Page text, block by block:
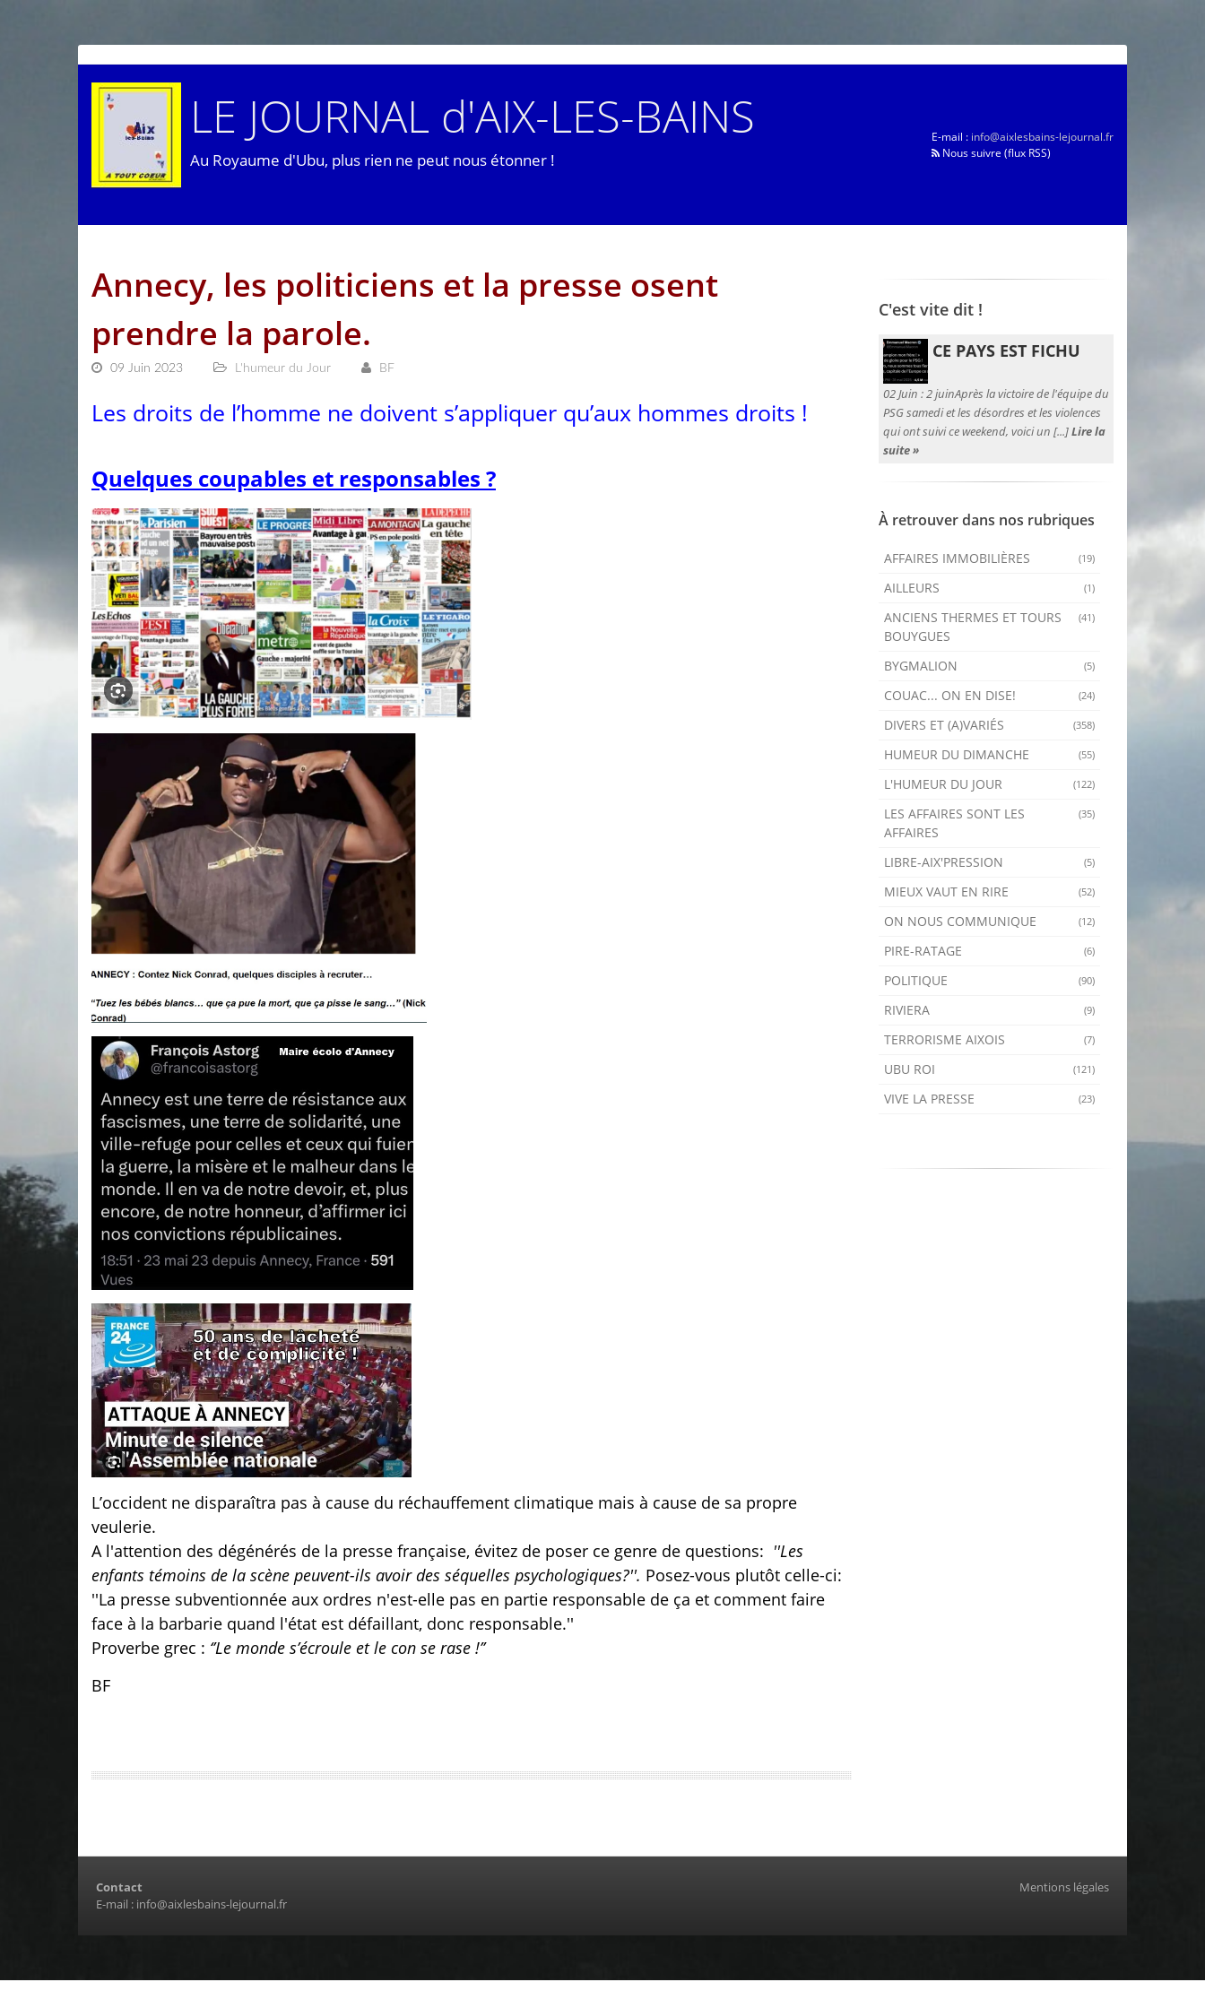
LE JOURNAL d'AIX-LES-BAINS
Au Royaume d'Ubu, plus rien ne peut nous étonner !
E-mail : info@aixlesbains-lejournal.fr
Nous suivre (flux RSS)
Annecy, les politiciens et la presse osent
prendre la parole.
09 Juin 2023 L'humeur du Jour BF
Les droits de l’homme ne doivent s’appliquer qu’aux hommes droits !
Quelques coupables et responsables ?
L’occident ne disparaîtra pas à cause du réchauffement climatique mais à cause de sa propre
veulerie.
A l'attention des dégénérés de la presse française, évitez de poser ce genre de questions: ''Les
enfants témoins de la scène peuvent-ils avoir des séquelles psychologiques?''. Posez-vous plutôt celle-ci:
''La presse subventionnée aux ordres n'est-elle pas en partie responsable de ça et comment faire
face à la barbarie quand l'état est défaillant, donc responsable.''
Proverbe grec : ‘’Le monde s’écroule et le con se rase !’’
BF
C'est vite dit !
CE PAYS EST FICHU
02 Juin :2 juinAprès la victoire de l'équipe du
PSG samedi et les désordres et les violences
qui ont suivi ce weekend, voici un [...]Lire la
suite »
À retrouver dans nos rubriques
(19)
AFFAIRES IMMOBILIÈRES
(1)
AILLEURS
(41)
ANCIENS THERMES ET TOURS
BOUYGUES
(5)
BYGMALION
(24)
COUAC... ON EN DISE!
(358)
DIVERS ET (A)VARIÉS
(55)
HUMEUR DU DIMANCHE
(122)
L'HUMEUR DU JOUR
(35)
LES AFFAIRES SONT LES
AFFAIRES
(5)
LIBRE-AIX'PRESSION
(52)
MIEUX VAUT EN RIRE
(12)
ON NOUS COMMUNIQUE
(6)
PIRE-RATAGE
(90)
POLITIQUE
(9)
RIVIERA
(7)
TERRORISME AIXOIS
(121)
UBU ROI
(23)
VIVE LA PRESSE
Contact
E-mail : info@aixlesbains-lejournal.fr
Mentions légales